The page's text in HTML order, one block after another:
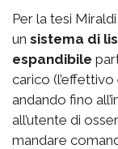
Per la tesi
un sistema di
espandibile
carico
andando fino
all’utente di
mandare